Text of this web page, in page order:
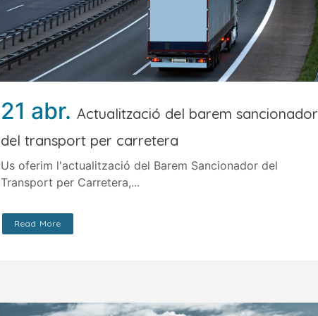
21 abr. Actualització del barem sancionador
del transport per carretera
Us oferim l'actualització del Barem Sancionador del
Transport per Carretera,...
Read More